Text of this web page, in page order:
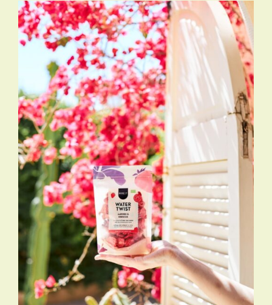
€17,95
TOEVOEGEN AAN WINKELWAGEN
/
DETAILS